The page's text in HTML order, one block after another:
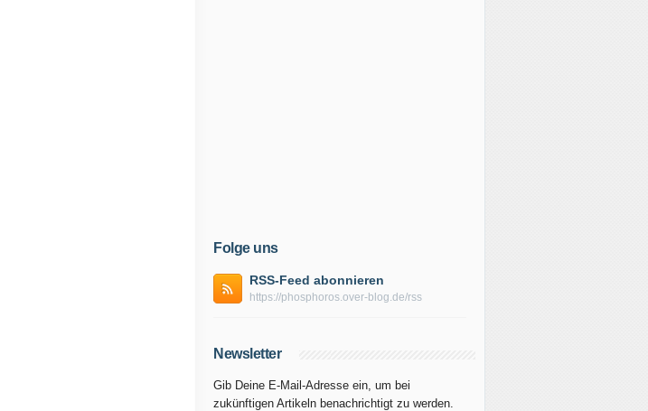
Folge uns
RSS-Feed abonnieren
https://phosphoros.over-blog.de/rss
Newsletter
Gib Deine E-Mail-Adresse ein, um bei
zukünftigen Artikeln benachrichtigt zu werden.